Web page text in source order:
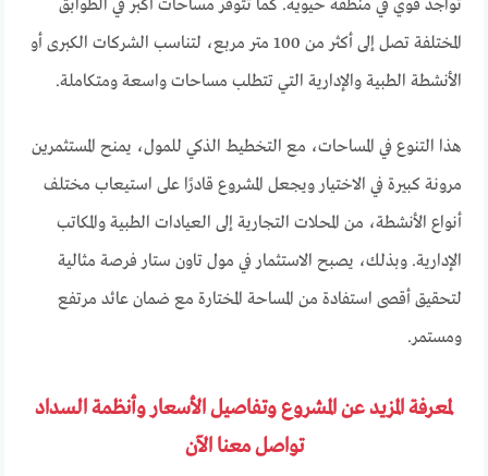
تواجد قوي في منطقة حيوية. كما تتوفر مساحات أكبر في الطوابق
المختلفة تصل إلى أكثر من 100 متر مربع، لتناسب الشركات الكبرى أو
الأنشطة الطبية والإدارية التي تتطلب مساحات واسعة ومتكاملة.
هذا التنوع في المساحات، مع التخطيط الذكي للمول، يمنح المستثمرين
مرونة كبيرة في الاختيار ويجعل المشروع قادرًا على استيعاب مختلف
أنواع الأنشطة، من المحلات التجارية إلى العيادات الطبية والمكاتب
الإدارية. وبذلك، يصبح الاستثمار في مول تاون ستار فرصة مثالية
لتحقيق أقصى استفادة من المساحة المختارة مع ضمان عائد مرتفع
ومستمر.
لمعرفة المزيد عن المشروع وتفاصيل الأسعار وأنظمة السداد
تواصل معنا الآن